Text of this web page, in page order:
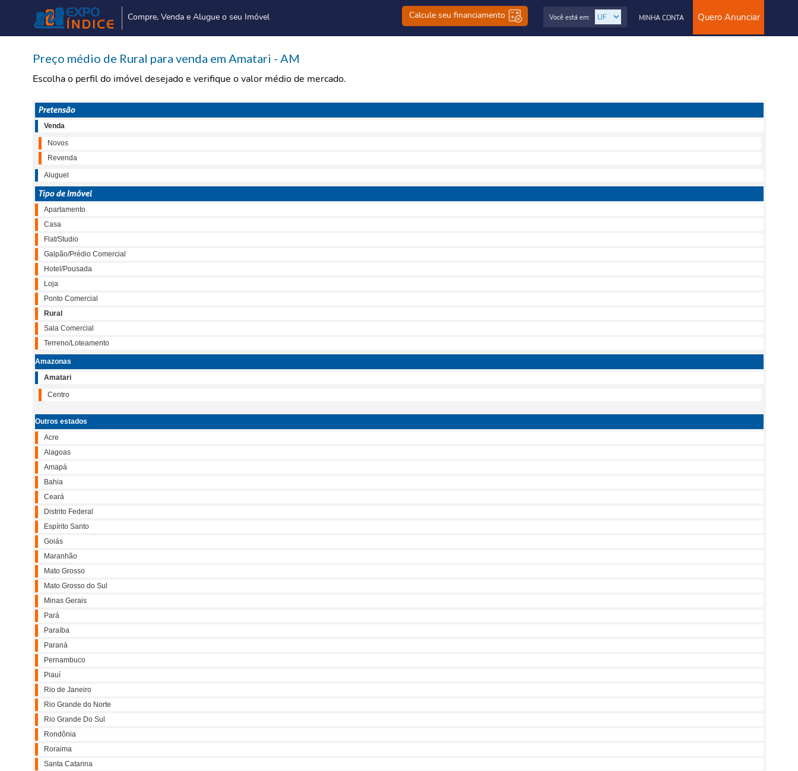
Compre, Venda e Alugue o seu Imóvel Calcule seu financiamento Quero Anunciar
MINHA CONTA
Você está em:
Preço médio de Rural para venda em Amatari - AM
Escolha o perfil do imóvel desejado e verifique o valor médio de mercado.
Pretensão
Venda
Novos
Revenda
Aluguel
Tipo de Imóvel
Apartamento
Casa
Flat/Studio
Galpão/Prédio Comercial
Hotel/Pousada
Loja
Ponto Comercial
Rural
Sala Comercial
Terreno/Loteamento
Amazonas
Amatari
Centro
Outros estados
Acre
Alagoas
Amapá
Bahia
Ceará
Distrito Federal
Espírito Santo
Goiás
Maranhão
Mato Grosso
Mato Grosso do Sul
Minas Gerais
Pará
Paraíba
Paraná
Pernambuco
Piauí
Rio de Janeiro
Rio Grande do Norte
Rio Grande Do Sul
Rondônia
Roraima
Santa Catarina